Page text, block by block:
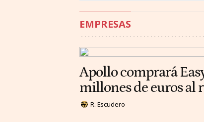
EMPRESAS
Apollo comprará
millones de euros al
R. Escudero